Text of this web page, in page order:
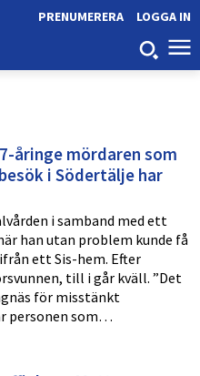
LOGGA IN
PRENUMERERA
åringe mördaren som
i Södertälje har
i samband med ett
han utan problem kunde få
ett Sis-hem. Efter
till i går kväll. ”Det
för misstänkt
personen som…